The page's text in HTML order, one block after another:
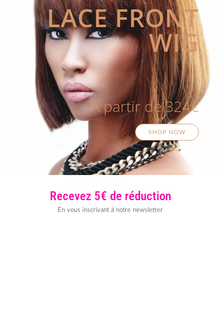
LACE FRONT
WIG
A partir de 324€
SHOP NOW
Recevez 5€ de réduction
En vous inscrivant à notre newsletter